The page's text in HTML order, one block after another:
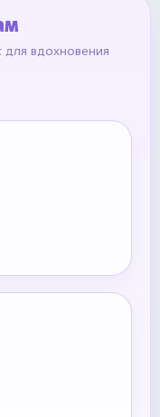
вдохновения